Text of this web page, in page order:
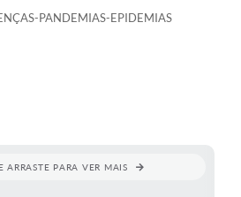
PANDEMIAS-EPIDEMIAS
ARRASTE PARA VER MAIS